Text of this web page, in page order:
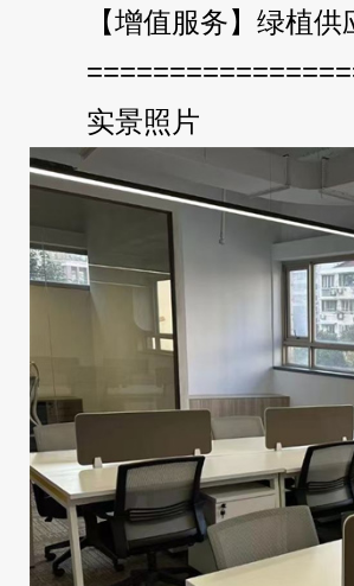
【增值服务】绿植
实景照片